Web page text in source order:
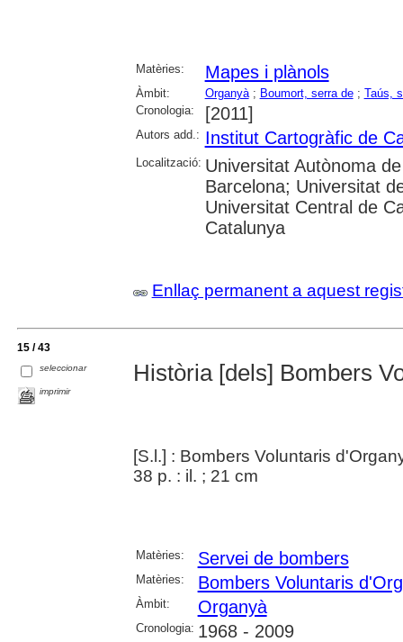
Matèries: Mapes i plànols
Àmbit: Organyà; Boumort, serra de; Taús,
Cronologia:
[2011]
Autors add.: Institut Cartogràfic de
Localització: Universitat Autònoma
Barcelona; Universitat
Universitat Central de
Catalunya
Enllaç permanent a aquest
15 / 43
seleccionar
imprimir
Història [dels] Bombers
[S.l.] : Bombers Voluntaris
38 p. : il. ; 21 cm
Matèries: Servei de bombers
Matèries: Bombers Voluntaris
Àmbit: Organyà
Cronologia: 1968 - 2009